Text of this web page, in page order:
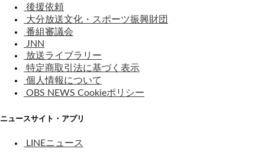
後援依頼
大分放送文化・スポーツ振興財団
番組審議会
JNN
放送ライブラリー
特定商取引法に基づく表示
個人情報について
OBS NEWS Cookieポリシー
ニュースサイト・アプリ
LINEニュース